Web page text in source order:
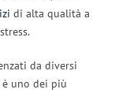
di alta qualità a
da diversi
è uno dei più